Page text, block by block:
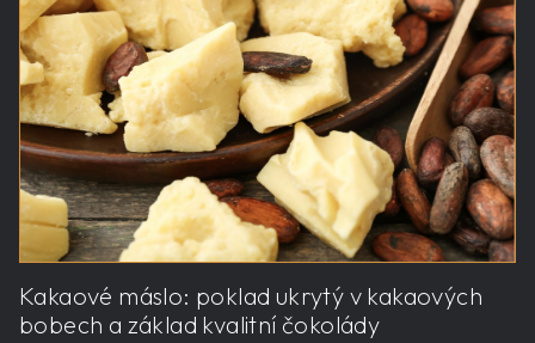
Kakaové máslo: poklad ukrytý v kakaových
bobech a základ kvalitní čokolády